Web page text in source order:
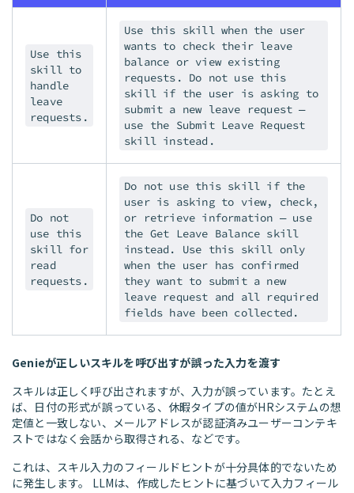
Use this
skill to
handle
leave
requests.
Use this skill when the user
wants to check their leave
balance or view existing
requests. Do not use this
skill if the user is asking to
submit a new leave request —
use the Submit Leave Request
skill instead.
Do not
use this
skill for
read
requests.
Do not use this skill if the
user is asking to view, check,
or retrieve information — use
the Get Leave Balance skill
instead. Use this skill only
when the user has confirmed
they want to submit a new
leave request and all required
fields have been collected.
Genieが正しいスキルを呼び出すが誤った入力を渡す
スキルは正しく呼び出されますが、入力が誤っています。たとえ
ば、日付の形式が誤っている、休暇タイプの値がHRシステムの想
定値と一致しない、メールアドレスが認証済みユーザーコンテキ
ストではなく会話から取得される、などです。
これは、スキル入力のフィールドヒントが十分具体的でないため
に発生します。 LLMは、作成したヒントに基づいて入力フィール